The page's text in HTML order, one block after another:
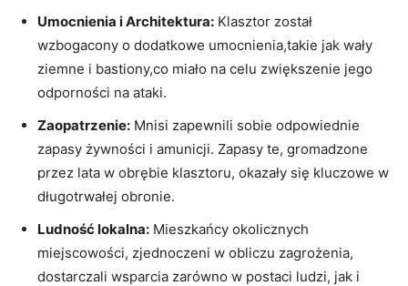
Umocnienia i Architektura: Klasztor został
wzbogacony o‍ dodatkowe umocnienia,takie jak wały
ziemne i bastiony,co ​miało‍ na celu zwiększenie jego
odporności na ataki.
Zaopatrzenie: Mnisi zapewnili sobie⁢ odpowiednie
zapasy żywności i amunicji. Zapasy te, gromadzone
przez ‌lata w obrębie klasztoru, okazały się kluczowe w
długotrwałej obronie.
Ludność lokalna: Mieszkańcy okolicznych
miejscowości, zjednoczeni w⁣ obliczu zagrożenia,
dostarczali wsparcia zarówno w postaci ludzi, jak i